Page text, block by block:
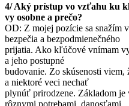
4/ Aký prístup vo vzťahu ku
vy osobne a prečo?
OD: Z mojej pozície sa snažím
bezpečia a bezpodmienečného
prijatia. Ako kľúčové vnímam
a jeho postupné
budovanie. Zo skúsenosti
a niektoré veci nechať
plynúť prirodzene. Základom
rôznymi potrebami, danosťami,